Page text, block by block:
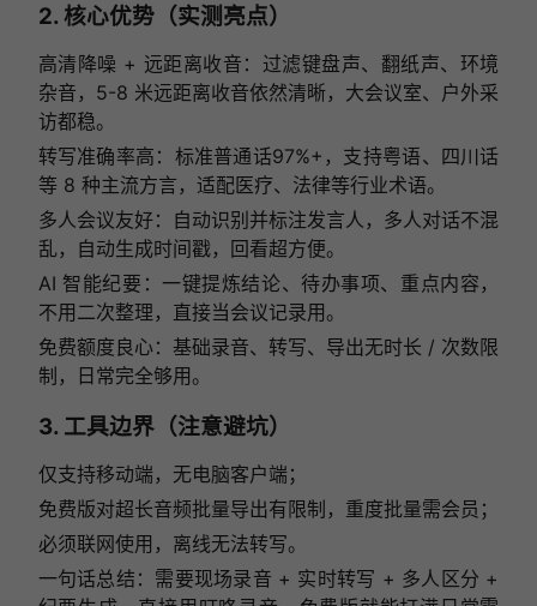
2. 核心优势（实测亮点）
高清降噪 + 远距离收音：过滤键盘声、翻纸声、环境
杂音，5-8 米远距离收音依然清晰，大会议室、户外采
访都稳。
转写准确率高：标准普通话97%+，支持粤语、四川话
等 8 种主流方言，适配医疗、法律等行业术语。
多人会议友好：自动识别并标注发言人，多人对话不混
乱，自动生成时间戳，回看超方便。
AI 智能纪要：一键提炼结论、待办事项、重点内容，
不用二次整理，直接当会议记录用。
免费额度良心：基础录音、转写、导出无时长 / 次数限
制，日常完全够用。
3. 工具边界（注意避坑）
仅支持移动端，无电脑客户端；
免费版对超长音频批量导出有限制，重度批量需会员；
必须联网使用，离线无法转写。
一句话总结：需要现场录音 + 实时转写 + 多人区分 +